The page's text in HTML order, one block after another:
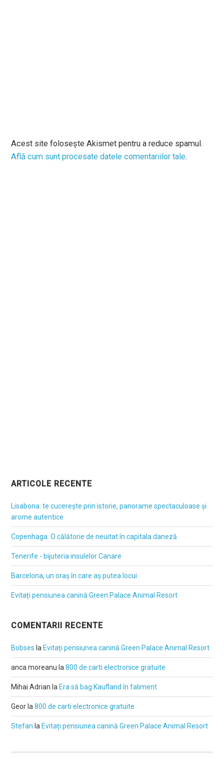
Acest site folosește Akismet pentru a reduce spamul.
Află cum sunt procesate datele comentariilor tale.
ARTICOLE RECENTE
Lisabona: te cucerește prin istorie, panorame spectaculoase și
arome autentice
Copenhaga: O călătorie de neuitat în capitala daneză
Tenerife - bijuteria insulelor Canare
Barcelona, un oraș în care aș putea locui
Evitați pensiunea canină Green Palace Animal Resort
COMENTARII RECENTE
Bobses la Evitați pensiunea canină Green Palace Animal Resort
anca moreanu la800 de carti electronice gratuite
Mihai Adrian la Era să bag Kaufland în faliment
Geor la800 de carti electronice gratuite
Stefan la Evitați pensiunea canină Green Palace Animal Resort